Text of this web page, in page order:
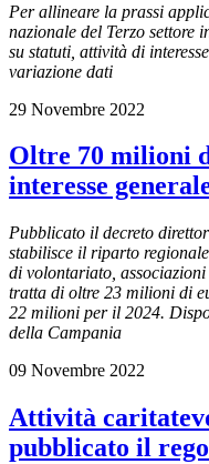
Per allineare la prassi
nazionale del Terzo
su statuti, attività di
variazione dati
29 Novembre 2022
Oltre 70 milioni
interesse
Pubblicato il decreto
stabilisce il riparto
di volontariato,
tratta di oltre 23 milioni di
22 milioni per il 2024.
della Campania
09 Novembre 2022
Attività
pubblicato il